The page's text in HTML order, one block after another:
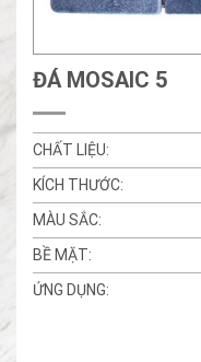
ĐÁ MOSAIC 5
CHẤT LIỆU:
KÍCH THƯỚC:
MÀU SẮC:
BỀ MẶT:
ỨNG DỤNG: